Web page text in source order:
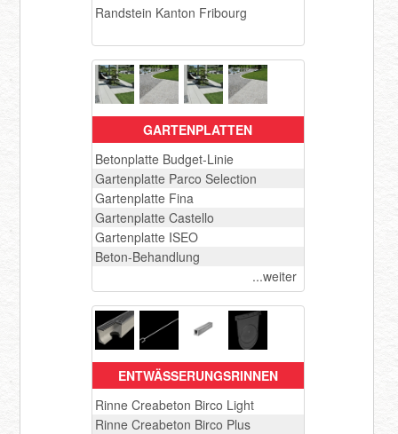
Randstein Kanton Fribourg
GARTENPLATTEN
Betonplatte Budget-Linie
Gartenplatte Parco Selection
Gartenplatte Fina
Gartenplatte Castello
Gartenplatte ISEO
Beton-Behandlung
...weiter
ENTWÄSSERUNGSRINNEN
Rinne Creabeton Birco Light
Rinne Creabeton Birco Plus